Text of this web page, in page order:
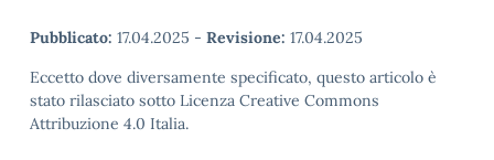
Pubblicato: 17.04.2025 - Revisione: 17.04.2025
Eccetto dove diversamente specificato, questo articolo è
stato rilasciato sotto Licenza Creative Commons
Attribuzione 4.0 Italia.